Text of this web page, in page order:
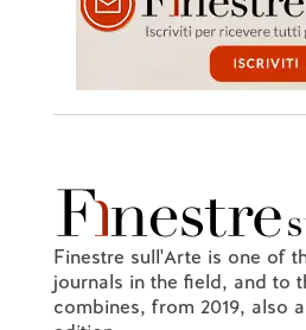
Finestre sull'Arte is one of
journals in the field, and to
combines, from 2019, also